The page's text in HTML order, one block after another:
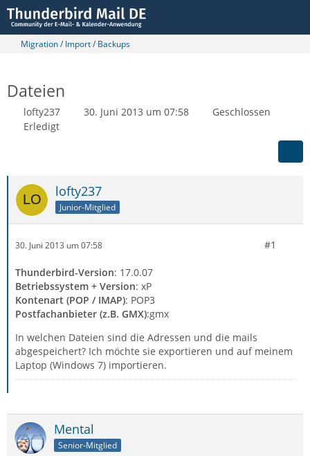
Migration / Import / Backups
Dateien
lofty237 30. Juni 2013 um 07:58
Geschlossen
Erledigt
lofty237
Junior-Mitglied
30. Juni 2013 um 07:58 #1
Thunderbird-Version: 17.0.07
Betriebssystem + Version: xP
Kontenart (POP / IMAP): POP3
Postfachanbieter (z.B. GMX):gmx
In welchen Dateien sind die Adressen und die mails
abgespeichert? Ich möchte sie exportieren und auf meinem
Laptop (Windows 7) importieren.
Mental
Senior-Mitglied